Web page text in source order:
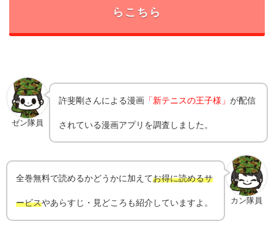
らこちら
ゼン隊員
許斐剛 さんによる漫画 「新テニスの王子様」が配信
されている漫画アプリを調査しました。
カン隊員
全巻無料で読めるかどうかに加えてお得に読めるサ
ービスやあらすじ・見どころも紹介していますよ。